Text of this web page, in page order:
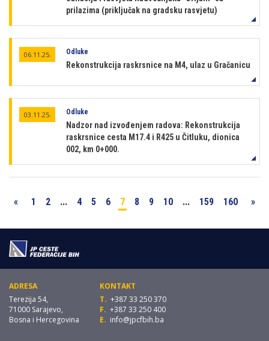
prilazima (priključak na gradsku rasvjetu)
06.11.25. Odluke
Rekonstrukcija raskrsnice na M4, ulaz u Gračanicu
03.11.25. Odluke
Nadzor nad izvođenjem radova: Rekonstrukcija
raskrsnice cesta M17.4 i R425 u Čitluku, dionica
002, km 0+000.
« 1 2 ... 4 5 6 7 8 9 10 ... 159 160 »
ADRESA
Terezija 54,
71000 Sarajevo,
Bosna i Hercegovina
KONTAKT
T. +387 33 250 370
F. +387 33 250 400
E. info@jpcfbih.ba